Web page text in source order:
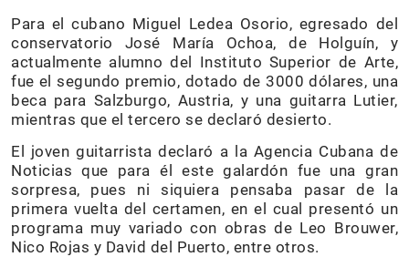
Para el cubano Miguel Ledea Osorio, egresado del
conservatorio José María Ochoa, de Holguín, y
actualmente alumno del Instituto Superior de Arte,
fue el segundo premio, dotado de 3000 dólares, una
beca para Salzburgo, Austria, y una guitarra Lutier,
mientras que el tercero se declaró desierto.
El joven guitarrista declaró a la Agencia Cubana de
Noticias que para él este galardón fue una gran
sorpresa, pues ni siquiera pensaba pasar de la
primera vuelta del certamen, en el cual presentó un
programa muy variado con obras de Leo Brouwer,
Nico Rojas y David del Puerto, entre otros.